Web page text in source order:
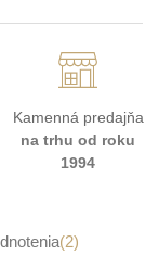
Kamenná predajňa
na trhu od roku
1994
(2)